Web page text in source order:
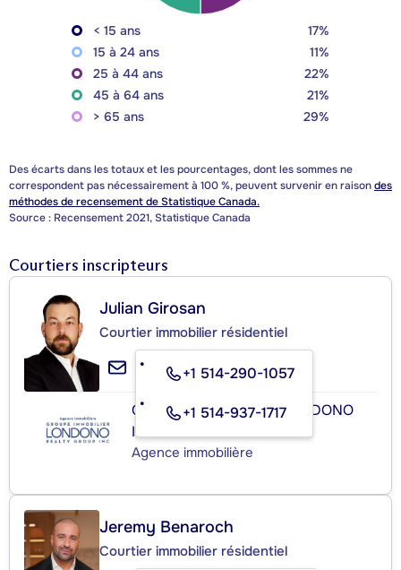
< 15 ans
17%
15 à 24 ans
11%
25 à 44 ans
22%
45 à 64 ans
21%
> 65 ans
29%
Des écarts dans les totaux et les pourcentages, dont les sommes ne
correspondent pas nécessairement à 100 %, peuvent survenir en raisondes
méthodes de recensement de Statistique Canada.
Source : Recensement 2021, Statistique Canada
Courtiers inscripteurs
Julian Girosan
Courtier immobilier résidentiel
+1 514-290-1057
+1 514-937-1717
GROUPE IMMOBILIER LONDONO
INC.
Agence immobilière
Jeremy Benaroch
Courtier immobilier résidentiel